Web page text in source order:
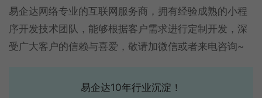
易企达网络专业的互联网服务商，拥有经验成熟的小程
序开发技术团队，能够根据客户需求进行定制开发，深
受广大客户的信赖与喜爱，敬请加微信或者来电咨询~
易企达10年行业沉淀！